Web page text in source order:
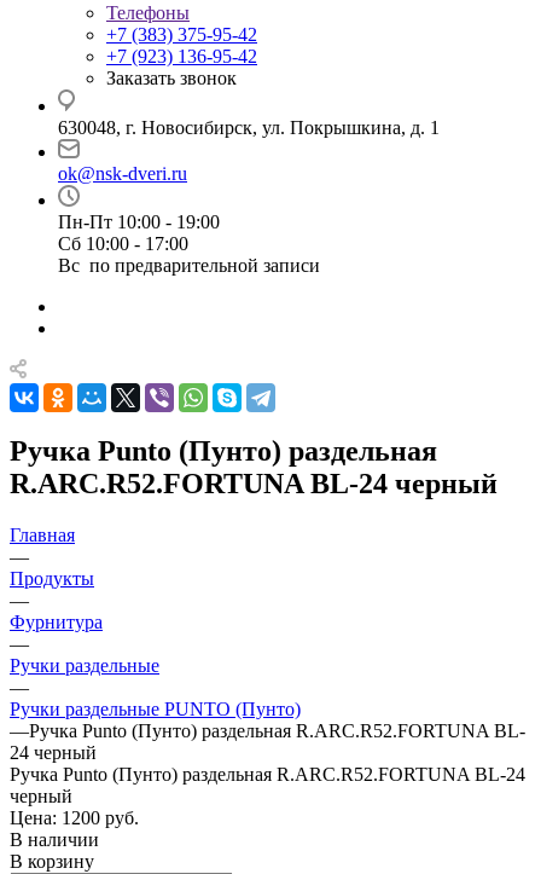
Телефоны
+7 (383) 375-95-42
+7 (923) 136-95-42
Заказать звонок
630048, г. Новосибирск, ул. Покрышкина, д. 1
ok@nsk-dveri.ru
Пн-Пт 10:00 - 19:00
Сб 10:00 - 17:00
Вс по предварительной записи
Ручка Punto (Пунто) раздельная
R.ARC.R52.FORTUNA BL-24 черный
Главная
—
Продукты
—
Фурнитура
—
Ручки раздельные
—
Ручки раздельные PUNTO (Пунто)
—Ручка Punto (Пунто) раздельная R.ARC.R52.FORTUNA BL-
24 черный
Ручка Punto (Пунто) раздельная R.ARC.R52.FORTUNA BL-24
черный
Цена: 1200 руб.
В наличии
В корзину